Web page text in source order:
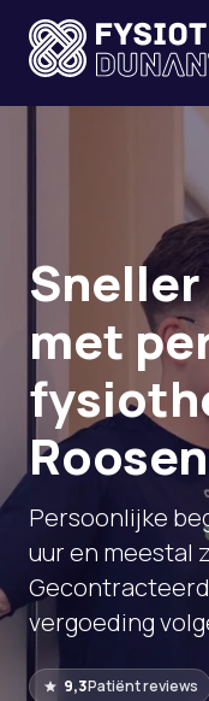
met
Persoonlijke
uur en meestal
vergoeding
9,3Patiënt reviews